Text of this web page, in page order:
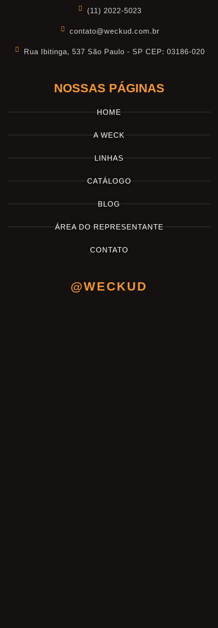
(11) 2022-5023
contato@weckud.com.br
Rua Ibitinga, 537 São Paulo - SP CEP: 03186-020
NOSSAS PÁGINAS
HOME
A WECK
LINHAS
CATÁLOGO
BLOG
ÁREA DO REPRESENTANTE
CONTATO
@WECKUD